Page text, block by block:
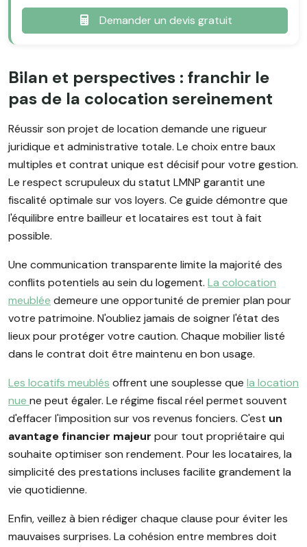
Demander un devis gratuit
Bilan et perspectives : franchir le
pas de la colocation sereinement
Réussir son projet de location demande une rigueur
juridique et administrative totale. Le choix entre baux
multiples et contrat unique est décisif pour votre gestion.
Le respect scrupuleux du statut LMNP garantit une
fiscalité optimale sur vos loyers. Ce guide démontre que
l'équilibre entre bailleur et locataires est tout à fait
possible.
Une communication transparente limite la majorité des
conflits potentiels au sein du logement. La colocation
meublée demeure une opportunité de premier plan pour
votre patrimoine. N'oubliez jamais de soigner l'état des
lieux pour protéger votre caution. Chaque mobilier listé
dans le contrat doit être maintenu en bon usage.
Les locatifs meublés offrent une souplesse que la location
nue ne peut égaler. Le régime fiscal réel permet souvent
d'effacer l'imposition sur vos revenus fonciers. C'est un
avantage financier majeur pour tout propriétaire qui
souhaite optimiser son rendement. Pour les locataires, la
simplicité des prestations incluses facilite grandement la
vie quotidienne.
Enfin, veillez à bien rédiger chaque clause pour éviter les
mauvaises surprises. La cohésion entre membres doit